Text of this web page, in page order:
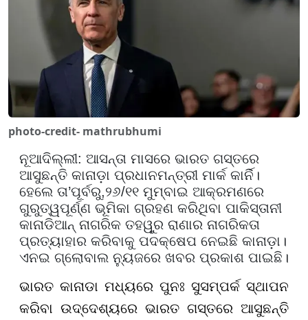
photo-credit- mathrubhumi
ନୂଆଦିଲ୍ଲୀ: ଆସନ୍ତା ମାସରେ ଭାରତ ଗସ୍ତରେ
ଆସୁଛନ୍ତି କାନାଡ଼ା ପ୍ରଧାନମନ୍ତ୍ରୀ ମାର୍କ କାର୍ନି।
ହେଲେ ତା’ପୂର୍ବରୁ,୨୬/୧୧ ମୁମ୍ବାଇ ଆକ୍ରମଣରେ
ଗୁରୁତ୍ୱପୂର୍ଣ୍ଣ ଭୂମିକା ଗ୍ରହଣ କରିଥିବା ପାକିସ୍ତାନୀ
କାନାଡିଆନ୍ ନାଗରିକ ତହୱୁର ରାଣାର ନାଗରିକତା
ପ୍ରତ୍ୟାହାର କରିବାକୁ ପଦକ୍ଷେପ ନେଇଛି କାନାଡ଼ା।
ଏନଇ ଗ୍ଲୋବାଲ ନ୍ୟୁଜରେ ଖବର ପ୍ରକାଶ ପାଇଛି।
ଭାରତ କାନାଡା ମଧ୍ୟରେ ପୁନଃ ସୁସମ୍ପର୍କ ସ୍ଥାପନ
କରିବା ଉଦ୍ଦେଶ୍ୟରେ ଭାରତ ଗସ୍ତରେ ଆସୁଛନ୍ତି